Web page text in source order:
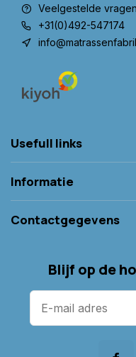
Veelgestelde vragen
+31(0)492-547174
Usefull links
Informatie
Contactgegevens
Blijf op de